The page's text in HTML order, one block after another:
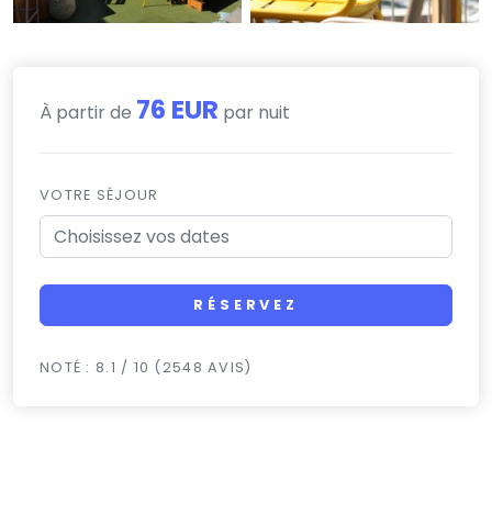
À partir de 76 EUR par nuit
VOTRE SÉJOUR
RÉSERVEZ
NOTÉ : 8.1 / 10 (2548 AVIS)